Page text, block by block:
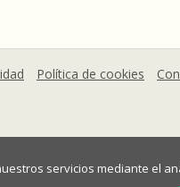
Política de cookies
servicios mediante el